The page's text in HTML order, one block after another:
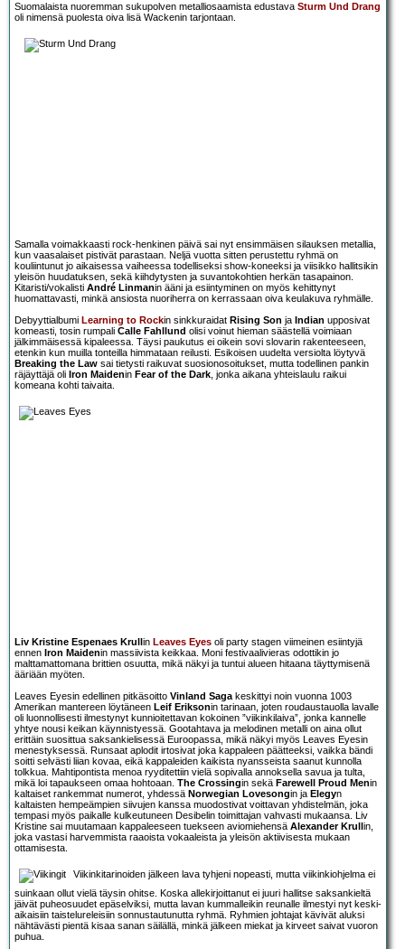
Suomalaista nuoremman sukupolven metalliosaamista edustava Sturm Und Drang
oli nimensä puolesta oiva lisä Wackenin tarjontaan.
Samalla voimakkaasti rock-henkinen päivä sai nyt ensimmäisen silauksen metallia,
kun vaasalaiset pistivät parastaan. Neljä vuotta sitten perustettu ryhmä on
kouliintunut jo aikaisessa vaiheessa todelliseksi show-koneeksi ja viisikko hallitsikin
yleisön huudatuksen, sekä kiihdytysten ja suvantokohtien herkän tasapainon.
Kitaristi/vokalisti André Linmanin ääni ja esiintyminen on myös kehittynyt
huomattavasti, minkä ansiosta nuoriherra on kerrassaan oiva keulakuva ryhmälle.
Debyyttialbumi Learning to Rockin sinkkuraidat Rising Son ja Indian upposivat
komeasti, tosin rumpali Calle Fahllund olisi voinut hieman säästellä voimiaan
jälkimmäisessä kipaleessa. Täysi paukutus ei oikein sovi slovarin rakenteeseen,
etenkin kun muilla tonteilla himmataan reilusti. Esikoisen uudelta versiolta löytyvä
Breaking the Law sai tietysti raikuvat suosionosoitukset, mutta todellinen pankin
räjäyttäjä oli Iron Maidenin Fear of the Dark, jonka aikana yhteislaulu raikui
komeana kohti taivaita.
Liv Kristine Espenaes Krull in Leaves Eyes oli party stagen viimeinen esiintyjä
ennen Iron Maidenin massiivista keikkaa. Moni festivaalivieras odottikin jo
malttamattomana brittien osuutta, mikä näkyi ja tuntui alueen hitaana täyttymisenä
ääriään myöten.
Leaves Eyesin edellinen pitkäsoitto Vinland Sagakeskittyi noin vuonna 1003
Amerikan mantereen löytäneen Leif Eriksonin tarinaan, joten roudaustauolla lavalle
oli luonnollisesti ilmestynyt kunnioitettavan kokoinen ”viikinkilaiva”, jonka kannelle
yhtye nousi keikan käynnistyessä. Gootahtava ja melodinen metalli on aina ollut
erittäin suosittua saksankielisessä Euroopassa, mikä näkyi myös Leaves Eyesin
menestyksessä. Runsaat aplodit irtosivat joka kappaleen päätteeksi, vaikka bändi
soitti selvästi liian kovaa, eikä kappaleiden kaikista nyansseista saanut kunnolla
tolkkua. Mahtipontista menoa ryyditettiin vielä sopivalla annoksella savua ja tulta,
mikä loi tapaukseen omaa hohtoaan. The Crossingin sekä Farewell Proud Menin
kaltaiset rankemmat numerot, yhdessä Norwegian Lovesongin ja Elegyn
kaltaisten hempeämpien siivujen kanssa muodostivat voittavan yhdistelmän, joka
tempasi myös paikalle kulkeutuneen Desibelin toimittajan vahvasti mukaansa. Liv
Kristine sai muutamaan kappaleeseen tuekseen aviomiehensä Alexander Krull in,
joka vastasi harvemmista raaoista vokaaleista ja yleisön aktiivisesta mukaan
ottamisesta.
Viikinkitarinoiden jälkeen lava tyhjeni nopeasti, mutta viikinkiohjelma ei
suinkaan ollut vielä täysin ohitse. Koska allekirjoittanut ei juuri hallitse saksankieltä
jäivät puheosuudet epäselviksi, mutta lavan kummalleikin reunalle ilmestyi nyt keski-
aikaisiin taistelureleisiin sonnustautunutta ryhmä. Ryhmien johtajat kävivät aluksi
nähtävästi pientä kisaa sanan säilällä, minkä jälkeen miekat ja kirveet saivat vuoron
puhua.